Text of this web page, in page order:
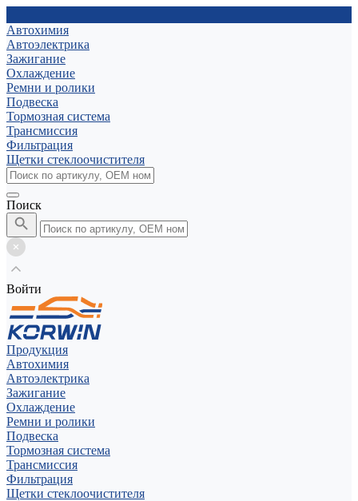
Автохимия
Автоэлектрика
Зажигание
Охлаждение
Ремни и ролики
Подвеска
Тормозная система
Трансмиссия
Фильтрация
Щетки стеклоочистителя
Поиск
Войти
Продукция
Автохимия
Автоэлектрика
Зажигание
Охлаждение
Ремни и ролики
Подвеска
Тормозная система
Трансмиссия
Фильтрация
Щетки стеклоочистителя